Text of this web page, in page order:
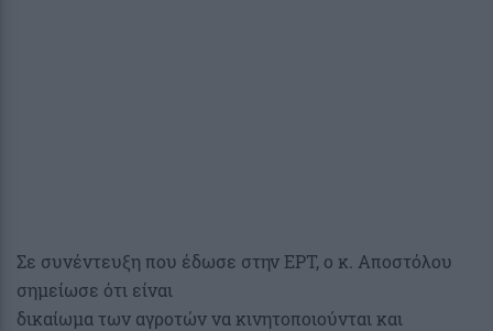
Σε συνέντευξη που έδωσε στην ΕΡΤ, ο κ. Αποστόλου
σημείωσε ότι είναι
δικαίωμα των αγροτών να κινητοποιούνται και